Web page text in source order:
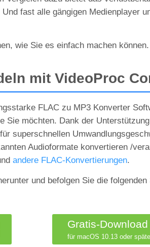
fast alle gängigen Medienplayer
wie Sie es einfach machen können.
mit VideoProc
FLAC zu MP3 Konverter
möchten. Dank der
superschnellen
Audioformate konvertieren /
andere FLAC-Konvertierungen.
und befolgen Sie die
Gratis-Download
für macOS 10.13 oder